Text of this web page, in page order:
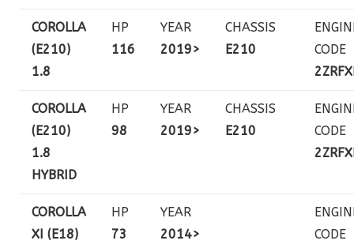
COROLLA
(E210)
1.8
HP
116
YEAR
2019>
CHASSIS
E210
CODE
COROLLA
(E210)
1.8
HYBRID
HP
98
YEAR
2019>
CHASSIS
E210
CODE
COROLLA
XI (E18)
HP
73
YEAR
2014>
CODE